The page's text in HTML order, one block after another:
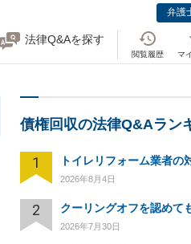
弁護
法律Q&Aを探す
閲覧履歴 マ
債権回収の法律Q&Aラン
1
2026年8月4日
2
2026年7月30日